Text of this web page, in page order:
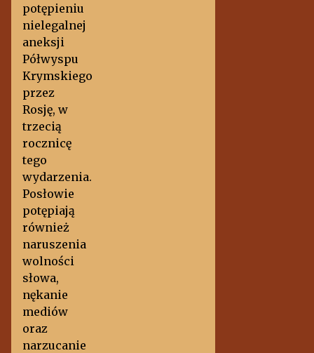
potępieniu
nielegalnej
aneksji
Półwyspu
Krymskiego
przez
Rosję, w
trzecią
rocznicę
tego
wydarzenia.
Posłowie
potępiają
również
naruszenia
wolności
słowa,
nękanie
mediów
oraz
narzucanie